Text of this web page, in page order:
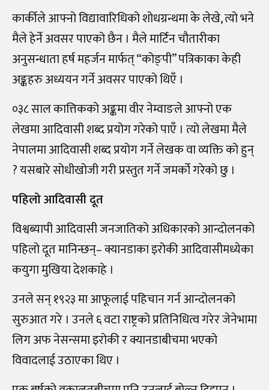
कार्कीले आफ्नो विद्यावारिधिको शोधग्रन्थमा के लेखे, त्यो भने
मैले हेर्ने अवसर पाएको छैन । मैले मार्टिन चौतारीका
अनुसन्धाता हर्ष महर्जन मार्फत् “कोङ्पी” पत्रिकाका केही
अङ्कहरु अध्ययन गर्ने अवसर पाएको थिएँ ।
०३८ साल कात्तिकको अङ्कमा वीर नेम्वाङले आफ्नो एक
लेखमा आदिवासी शब्द प्रयोग गरेको पाएँ । त्यो लेखमा मैले
नेपालमा आदिवासी शब्द प्रयोग गर्ने लेखक वा व्यक्ति को हुन्
? यसबारे सोधीखोजी गरी प्रस्तुत गर्ने जमर्को गरेको छु ।
पहिलो आदिवासी दूत
विश्वब्यापी आदिवासी जनजातिको अधिकारको आन्दोलनको
पहिलो दूत मानिन्छन्– क्यानडाका इरोकी आदिवासीमध्येका
कयुगा मुखिया देशकाहे ।
उनले सन् १९२३ मा आफूलाई पहिचान गर्न आन्दोलनको
सुरुआत गरे । उनले ६ वटा राष्ट्रको प्रतिनिधित्व गरेर जेनेभामा
लिग अफ नेसन्समा इरोकी र क्यानडाबीचमा भएको
विवादलाई उठाएका थिए ।